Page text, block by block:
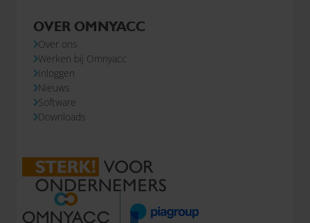
OVER OMNYACC
Over ons
Werken bij Omnyacc
Inloggen
Nieuws
Software
Downloads